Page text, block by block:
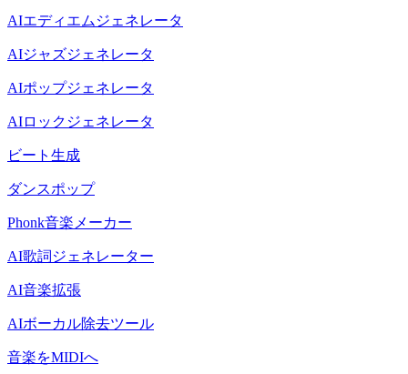
AIエディエムジェネレータ
AIジャズジェネレータ
AIポップジェネレータ
AIロックジェネレータ
ビート生成
ダンスポップ
Phonk音楽メーカー
AI歌詞ジェネレーター
AI音楽拡張
AIボーカル除去ツール
音楽をMIDIへ